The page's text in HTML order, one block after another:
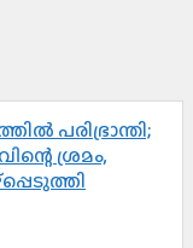
പരിഭ്രാന്തി;
ശ്രമം,